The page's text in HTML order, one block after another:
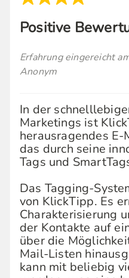
Positive
Erfahrung eingereicht
Anonym
In der
Marketings ist
herausragendes
das durch seine
Tags und
Das Tagging-
von KlickTipp. Es
Charakterisierung
der Kontakte auf
über die
Mail-Listen
kann mit beliebig